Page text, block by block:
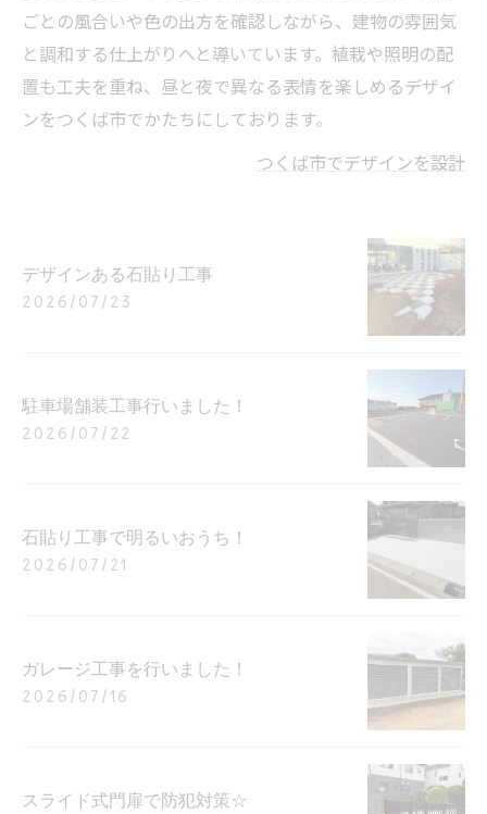
ごとの風合いや色の出方を確認しながら、建物の雰囲気
と調和する仕上がりへと導いています。植栽や照明の配
置も工夫を重ね、昼と夜で異なる表情を楽しめるデザイ
ンをつくば市でかたちにしております。
つくば市でデザインを設計
デザインある石貼り工事
2026/07/23
駐車場舗装工事行いました！
2026/07/22
石貼り工事で明るいおうち！
2026/07/21
ガレージ工事を行いました！
2026/07/16
スライド式門扉で防犯対策☆